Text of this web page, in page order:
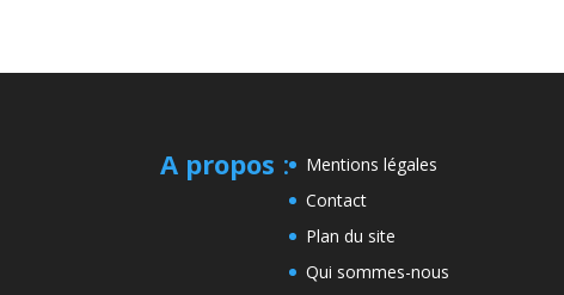
A propos :
Mentions légales
Contact
Plan du site
Qui sommes-nous